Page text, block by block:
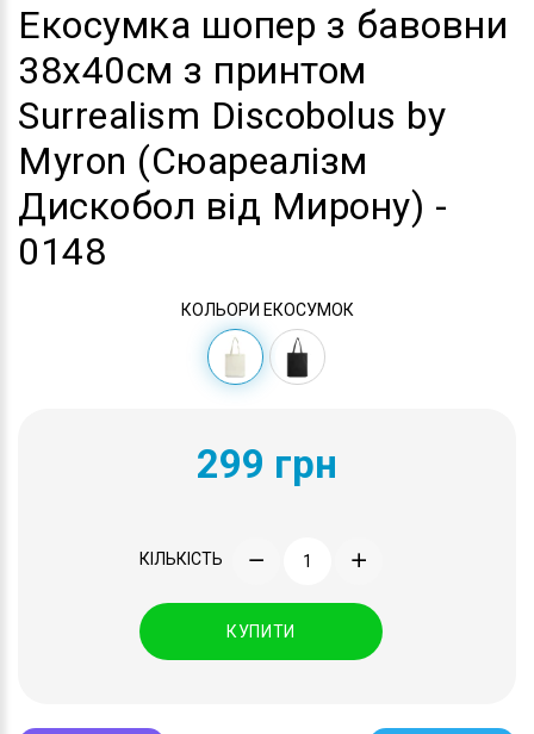
Екосумка шопер з бавовни
38х40см з принтом
Surrealism Discobolus by
Myron (Сюареалізм
Дискобол від Мирону) -
0148
КОЛЬОРИ ЕКОСУМОК
299 грн
КІЛЬКІСТЬ
КУПИТИ